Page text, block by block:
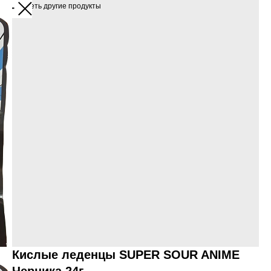
Посмотреть другие продукты
Кислые леденцы SUPER SOUR ANIME